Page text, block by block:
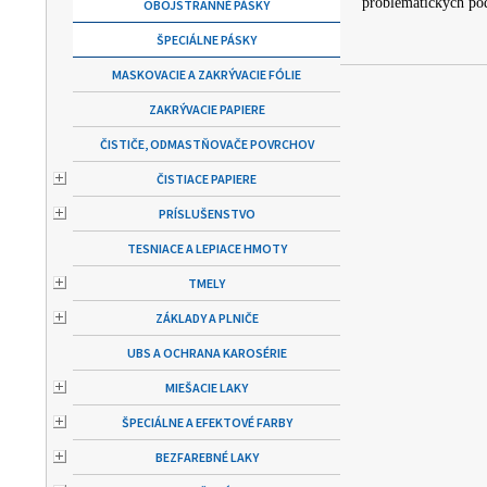
OBOJSTRANNÉ PÁSKY
ŠPECIÁLNE PÁSKY
MASKOVACIE A ZAKRÝVACIE FÓLIE
ZAKRÝVACIE PAPIERE
ČISTIČE, ODMASTŇOVAČE POVRCHOV
ČISTIACE PAPIERE
PRÍSLUŠENSTVO
TESNIACE A LEPIACE HMOTY
TMELY
ZÁKLADY A PLNIČE
UBS A OCHRANA KAROSÉRIE
MIEŠACIE LAKY
ŠPECIÁLNE A EFEKTOVÉ FARBY
BEZFAREBNÉ LAKY